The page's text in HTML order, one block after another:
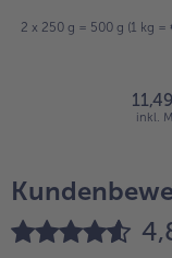
2 x 250 g = 500 g (1 kg =
inkl.